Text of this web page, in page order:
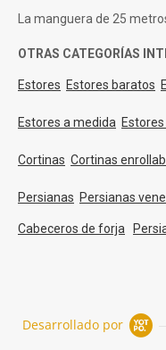
La manguera de 25
OTRAS CATEGORÍAS
Estores Estores baratos
Estores a medida
Cortinas Cortinas
Persianas Persianas
Cabeceros de forja
Desarrollado por